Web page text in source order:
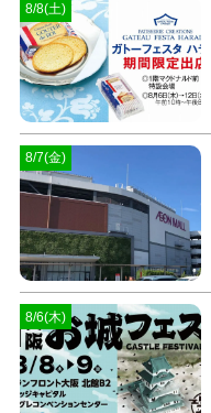
8/8(土)
8/7(金)
8/6(木)